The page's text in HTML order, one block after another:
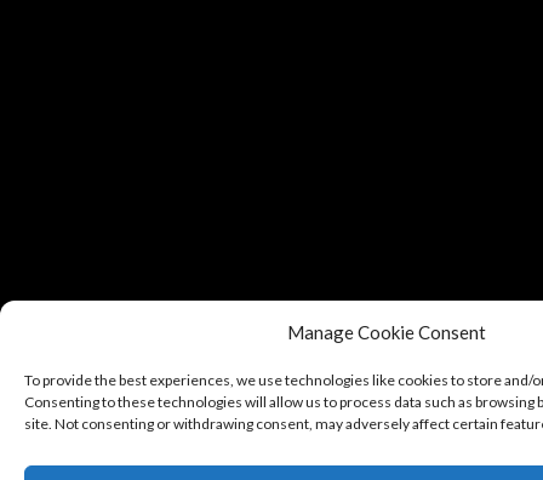
Manage Cookie Consent
To provide the best experiences, we use technologies like cookies to store and/
Consenting to these technologies will allow us to process data such as browsing
site. Not consenting or withdrawing consent, may adversely affect certain